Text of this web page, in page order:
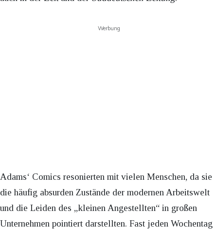
Werbung
Adams‘ Comics resonierten mit vielen Menschen, da sie
die häufig absurden Zustände der modernen Arbeitswelt
und die Leiden des „kleinen Angestellten“ in großen
Unternehmen pointiert darstellten. Fast jeden Wochentag